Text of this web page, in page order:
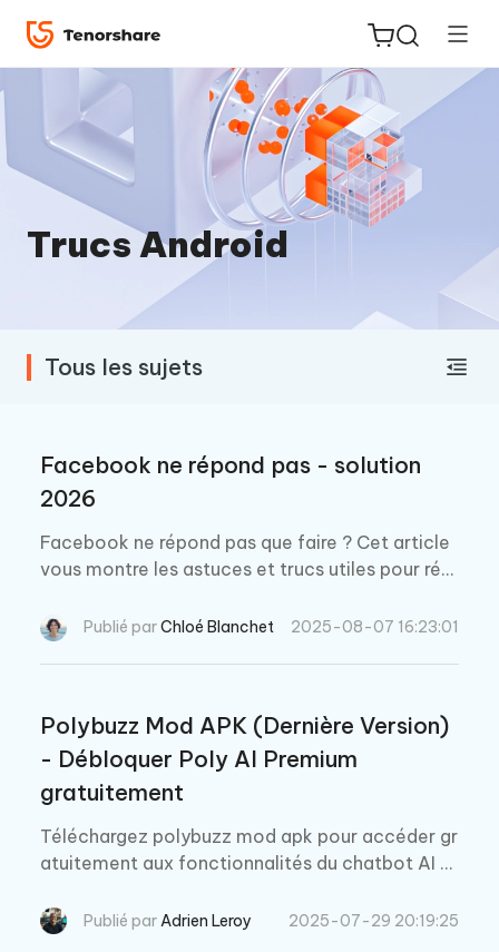
ReiBoot
for iOS
Editor
Trucs Android
Tous les sujets
Facebook ne répond pas - solution
2026
Facebook ne répond pas que faire ? Cet article
vous montre les astuces et trucs utiles pour rés
Publié parChloé Blanchet 2025-08-07 16:23:01
Polybuzz Mod APK (Dernière Version)
- Débloquer Poly AI Premium
gratuitement
Téléchargez polybuzz mod apk pour accéder gr
atuitement aux fonctionnalités du chatbot AI pr
ience sans publicité.
Publié parAdrien Leroy 2025-07-29 20:19:25